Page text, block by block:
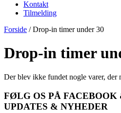
Kontakt
Tilmelding
Forside / Drop-in timer under 30
Drop-in timer
Der blev ikke fundet nogle varer, der
FØLG OS PÅ FACEBOOK
UPDATES & NYHEDER